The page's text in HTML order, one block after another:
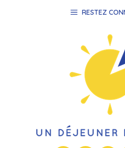
RESTEZ